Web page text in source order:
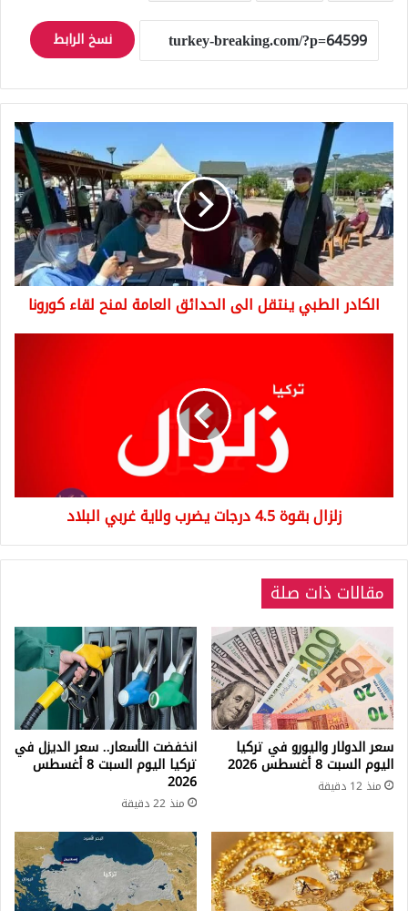
نسخ الرابط
الطبي
ينتقل
الى
الحدائق
العامة
لمنح
لقاء
كورونا
الكادر الطبي ينتقل الى الحدائق العامة لمنح لقاء كورونا
زلزال بقوة 4.5 درجات يضرب ولاية غربي البلاد
مقالات ذات صلة
سعر الدولار واليورو في تركيا
اليوم السبت 8 أغسطس 2026
منذ 12 دقيقة
انخفضت الأسعار.. سعر الديزل في
تركيا اليوم السبت 8 أغسطس
2026
منذ 22 دقيقة